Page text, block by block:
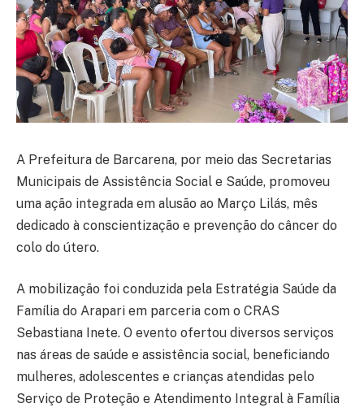
A Prefeitura de Barcarena, por meio das Secretarias
Municipais de Assistência Social e Saúde, promoveu
uma ação integrada em alusão ao Março Lilás, mês
dedicado à conscientização e prevenção do câncer do
colo do útero.
A mobilização foi conduzida pela Estratégia Saúde da
Família do Arapari em parceria com o CRAS
Sebastiana Inete. O evento ofertou diversos serviços
nas áreas de saúde e assistência social, beneficiando
mulheres, adolescentes e crianças atendidas pelo
Serviço de Proteção e Atendimento Integral à Família